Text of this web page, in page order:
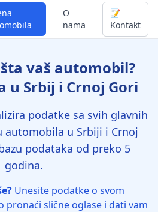
O
nama
📝
Kontakt
vaš automobil?
u Srbij i Crnoj Gori
podatke sa svih glavnih
automobila u Srbiji i Crnoj
podataka od preko 5
godina.
Unesite podatke o svom
pronaći slične oglase i dati vam